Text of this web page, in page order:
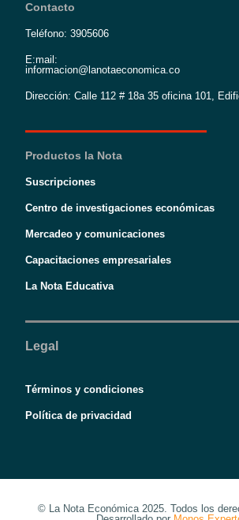
Contacto
Teléfono: 3905606
E:mail:
informacion@lanotaeconomica.co
Dirección: Calle 112 # 18a 35 oficina 101,
Productos la Nota
Suscripciones
Centro de investigaciones económicas
Mercadeo y comunicaciones
Capacitaciones empresariales
La Nota Educativa
Legal
Términos y condiciones
Política de privacidad
© La Nota Económica 2025. Todos los